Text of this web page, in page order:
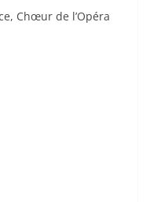
Chœur de l’Opéra